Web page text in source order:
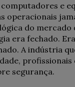
e
operacionais
do mercado
era fechado.
A indústria
profissionais
segurança.